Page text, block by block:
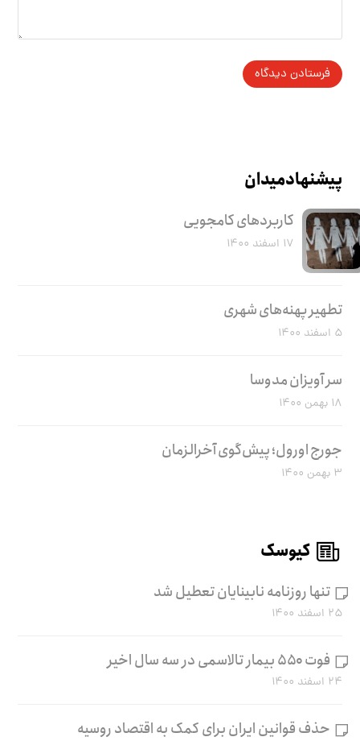
پیشنهاد میدان
کاربرد‌های کامجویی
۱۷ اسفند ۱۴۰۰
تطهیر پهنه‌های شهری
۵ اسفند ۱۴۰۰
سر آویزان مدوسا
۱۸ بهمن ۱۴۰۰
جورج اورول؛ پیش‌گوی آخرالزمان
۳ بهمن ۱۴۰۰
کیوسک
تنها روزنامه نابینایان تعطیل شد
۲۵ اسفند ۱۴۰۰
فوت ۵۵۰ بیمار تالاسمی در سه سال اخیر
۲۴ اسفند ۱۴۰۰
حذف قوانین ایران برای کمک به اقتصاد روسیه